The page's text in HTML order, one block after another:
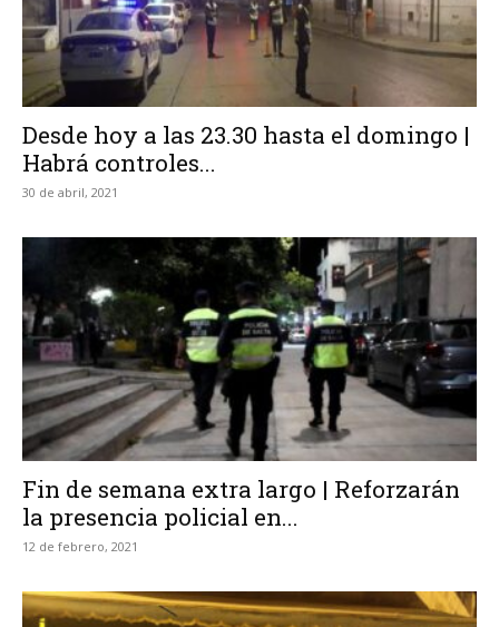
Desde hoy a las 23.30 hasta el domingo |
Habrá controles...
30 de abril, 2021
Fin de semana extra largo | Reforzarán
la presencia policial en...
12 de febrero, 2021